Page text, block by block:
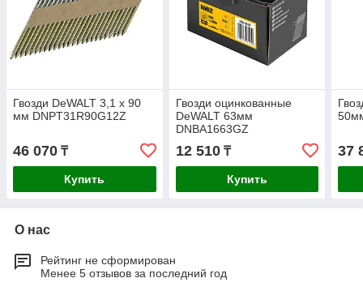
Гвозди DeWALT 3,1 x 90
мм DNPT31R90G12Z
46 070 ₸
Купить
Гвозди оцинкованные
DeWALT 63мм
DNBA1663GZ
12 510₸
Купить
37
О нас
Рейтинг не сформирован
Менее 5 отзывов за последний год